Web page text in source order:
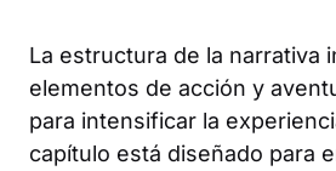
La estructura de la narrativa
elementos de acción y
para intensificar la
capítulo está diseñado para